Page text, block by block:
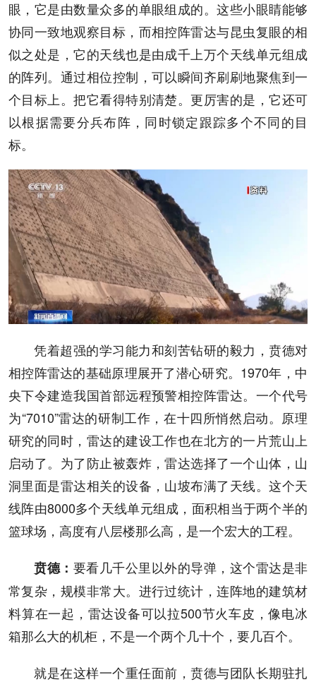
眼，它是由数量众多的单眼组成的。这些小眼睛能够
协同一致地观察目标，而相控阵雷达与昆虫复眼的相
似之处是，它的天线也是由成千上万个天线单元组成
的阵列。通过相位控制，可以瞬间齐刷刷地聚焦到一
个目标上。把它看得特别清楚。更厉害的是，它还可
以根据需要分兵布阵，同时锁定跟踪多个不同的目
标。
凭着超强的学习能力和刻苦钻研的毅力，贲德对
相控阵雷达的基础原理展开了潜心研究。1970年，中
央下令建造我国首部远程预警相控阵雷达。一个代号
为“7010”雷达的研制工作，在十四所悄然启动。原理
研究的同时，雷达的建设工作也在北方的一片荒山上
启动了。为了防止被轰炸，雷达选择了一个山体，山
洞里面是雷达相关的设备，山坡布满了天线。这个天
线阵由8000多个天线单元组成，面积相当于两个半的
篮球场，高度有八层楼那么高，是一个宏大的工程。
贲德： 要看几千公里以外的导弹，这个雷达是非
常复杂，规模非常大。进行过统计，连阵地的建筑材
料算在一起，雷达设备可以拉500节火车皮，像电冰
箱那么大的机柜，不是一个两个几十个，要几百个。
就是在这样一个重任面前，贲德与团队长期驻扎